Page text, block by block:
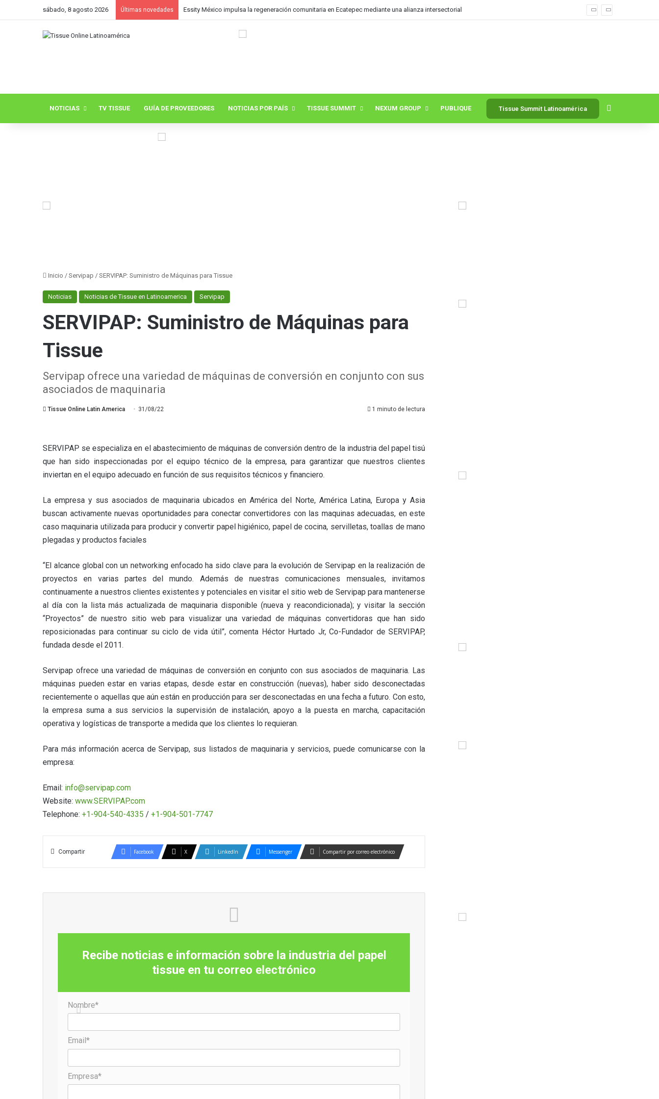
sábado, 8 agosto 2026 Últimas novedades Essity México impulsa la regeneración comunitaria en Ecatepec mediante una alianza intersectorial
NOTICIAS TV TISSUE GUÍA DE PROVEEDORES NOTICIAS POR PAÍS TISSUE SUMMIT NEXUM GROUP PUBLIQUE Tissue Summit Latinoamérica
Inicio / Servipap / SERVIPAP: Suministro de Máquinas para Tissue
Noticias Noticias de Tissue en Latinoamerica Servipap
SERVIPAP: Suministro de Máquinas para
Tissue
Servipap ofrece una variedad de máquinas de conversión en conjunto con sus
asociados de maquinaria
Tissue Online Latin America 31/08/22 1 minuto de lectura
SERVIPAP se especializa en el abastecimiento de máquinas de conversión dentro de la industria del papel tisú
que han sido inspeccionadas por el equipo técnico de la empresa, para garantizar que nuestros clientes
inviertan en el equipo adecuado en función de sus requisitos técnicos y financiero.
La empresa y sus asociados de maquinaria ubicados en América del Norte, América Latina, Europa y Asia
buscan activamente nuevas oportunidades para conectar convertidores con las maquinas adecuadas, en este
caso maquinaria utilizada para producir y convertir papel higiénico, papel de cocina, servilletas, toallas de mano
plegadas y productos faciales
“El alcance global con un networking enfocado ha sido clave para la evolución de Servipap en la realización de
proyectos en varias partes del mundo. Además de nuestras comunicaciones mensuales, invitamos
continuamente a nuestros clientes existentes y potenciales en visitar el sitio web de Servipap para mantenerse
al día con la lista más actualizada de maquinaria disponible (nueva y reacondicionada); y visitar la sección
“Proyectos” de nuestro sitio web para visualizar una variedad de máquinas convertidoras que han sido
reposicionadas para continuar su ciclo de vida útil”, comenta Héctor Hurtado Jr, Co-Fundador de SERVIPAP,
fundada desde el 2011.
Servipap ofrece una variedad de máquinas de conversión en conjunto con sus asociados de maquinaria. Las
máquinas pueden estar en varias etapas, desde estar en construcción (nuevas), haber sido desconectadas
recientemente o aquellas que aún están en producción para ser desconectadas en una fecha a futuro. Con esto,
la empresa suma a sus servicios la supervisión de instalación, apoyo a la puesta en marcha, capacitación
operativa y logísticas de transporte a medida que los clientes lo requieran.
Para más información acerca de Servipap, sus listados de maquinaria y servicios, puede comunicarse con la
empresa:
Email: info@servipap.com
Website: www.SERVIPAP.com
Telephone: +1-904-540-4335 / +1-904-501-7747
Compartir Facebook X LinkedIn Messenger Compartir por correo electrónico
Recibe noticias e información sobre la industria del papel
tissue en tu correo electrónico
Nombre*
Email*
Empresa*